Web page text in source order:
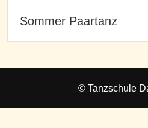
Sommer Paartanz
© Tanzschule